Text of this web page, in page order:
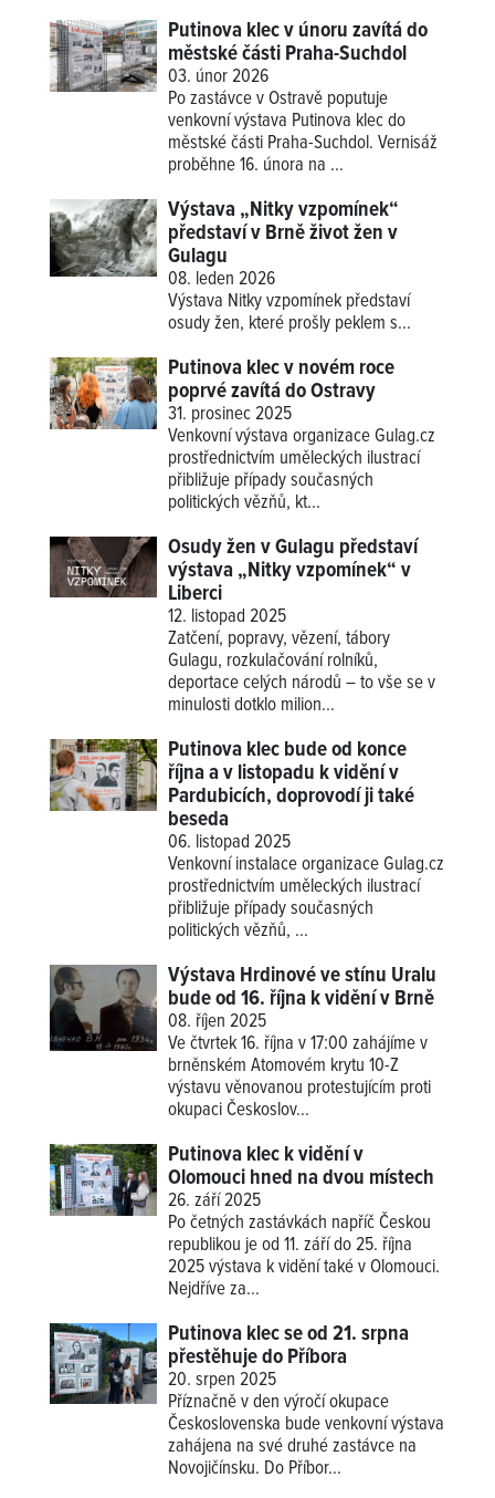
Putinova klec v únoru zavítá do
městské části Praha-Suchdol
03. únor 2026
Po zastávce v Ostravě poputuje
venkovní výstava Putinova klec do
městské části Praha-Suchdol. Vernisáž
proběhne 16. února na ...
Výstava „Nitky vzpomínek“
představí v Brně život žen v
Gulagu
08. leden 2026
Výstava Nitky vzpomínek představí
osudy žen, které prošly peklem s...
Putinova klec v novém roce
poprvé zavítá do Ostravy
31. prosinec 2025
Venkovní výstava organizace Gulag.cz
prostřednictvím uměleckých ilustrací
přibližuje případy současných
politických vězňů, kt...
Osudy žen v Gulagu představí
výstava „Nitky vzpomínek“ v
Liberci
12. listopad 2025
Zatčení, popravy, vězení, tábory
Gulagu, rozkulačování rolníků,
deportace celých národů – to vše se v
minulosti dotklo milion...
Putinova klec bude od konce
října a v listopadu k vidění v
Pardubicích, doprovodí ji také
beseda
06. listopad 2025
Venkovní instalace organizace Gulag.cz
prostřednictvím uměleckých ilustrací
přibližuje případy současných
politických vězňů, ...
Výstava Hrdinové ve stínu Uralu
bude od 16. října k vidění v Brně
08. říjen 2025
Ve čtvrtek 16. října v 17:00 zahájíme v
brněnském Atomovém krytu 10-Z
výstavu věnovanou protestujícím proti
okupaci Českoslov...
Putinova klec k vidění v
Olomouci hned na dvou místech
26. září 2025
Po četných zastávkách napříč Českou
republikou je od 11. září do 25. října
2025 výstava k vidění také v Olomouci.
Nejdříve za...
Putinova klec se od 21. srpna
přestěhuje do Příbora
20. srpen 2025
Příznačně v den výročí okupace
Československa bude venkovní výstava
zahájena na své druhé zastávce na
Novojičínsku. Do Příbor...